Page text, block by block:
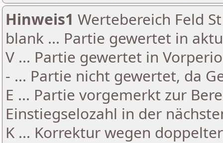
Hinweis1 Wertebereich Feld
blank ... Partie gewertet in
V ... Partie gewertet in
- ... Partie nicht gewertet, da
E ... Partie vorgemerkt zur
Einstiegselozahl in der
K ... Korrektur wegen